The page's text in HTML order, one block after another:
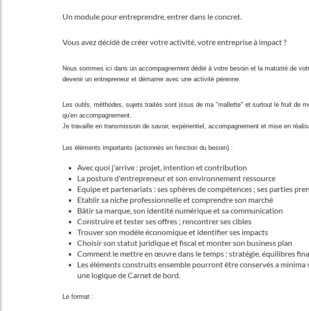
Un module pour entreprendre, entrer dans le concret.
Vous avez décidé de créer votre activité, votre entreprise à impact ?
Nous sommes ici dans un accompagnement dédié à votre besoin et la maturité de
devenir un entrepreneur et démarrer avec une activité pérenne.
Les outils, méthodes, sujets traités sont issus de ma "mallette" et surtout le fruit de
qu'en accompagnement.
Je travaille en transmission de savoir, expérientiel, accompagnement et mise en
Les éléments importants (actionnés en fonction du besoin) :
Avec quoi j'arrive : projet, intention et contribution
La posture d'entrepreneur et son environnement ressource
Equipe et partenariats : ses sphères de compétences ; ses parties
Etablir sa niche professionnelle et comprendre son marché
Bâtir sa marque, son identité numérique et sa communication
Construire et tester ses offres ; rencontrer ses cibles
Trouver son modèle économique et identifier ses impacts
Choisir son statut juridique et fiscal et monter son business plan
Comment le mettre en œuvre dans le temps : stratégie, équilibres
Les éléments construits ensemble pourront être conservés a minima
une logique de Carnet de bord.
Le format :